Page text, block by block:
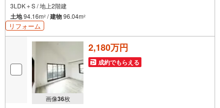
3LDK＋S / 地上2階建
土地94.16m2 /建物96.04m2
リフォーム
画像36枚
2,180万円
成約でもらえる